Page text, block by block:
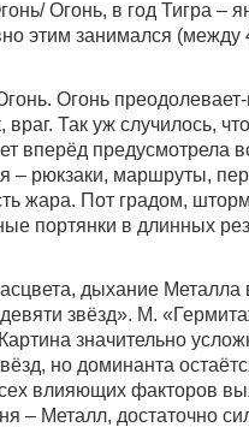
Огонь, в год Тигра –
этим занимался (между
Огонь
Так уж случилось,
вперёд предусмотрела
– рюкзаки, маршруты,
жара. Пот градом,
портянки в длинных
дыхание Металла
звёзд». М.
значительно
но доминанта
влияющих факторов
– Металл, достаточно